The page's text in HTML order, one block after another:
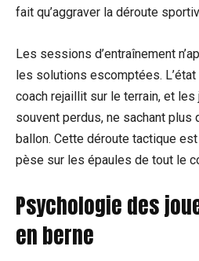
fait qu’aggraver la déroute
Les sessions d’entraînement
les solutions escomptées. L’état
coach rejaillit sur le terrain, et
souvent perdus, ne sachant plus
ballon. Cette déroute tactique
pèse sur les épaules de tout le
Psychologie des
en berne